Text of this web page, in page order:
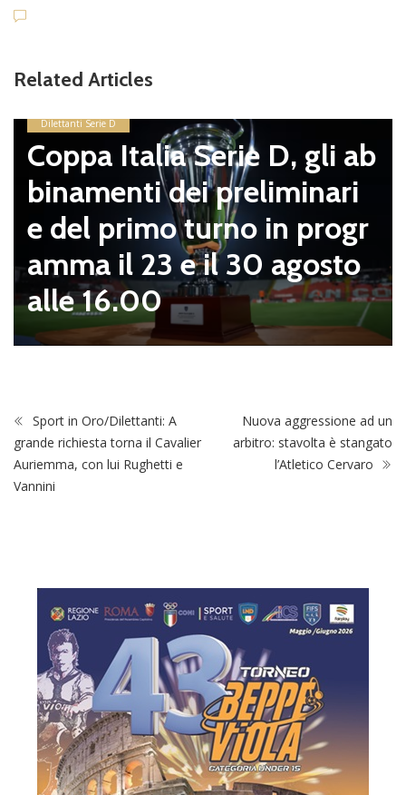
Related Articles
Dilettanti Serie D
Coppa Italia Serie D, gli ab
binamenti dei preliminari
e del primo turno in progr
amma il 23 e il 30 agosto
alle 16.00
Sport in Oro/Dilettanti: A
grande richiesta torna il Cavalier
Auriemma, con lui Rughetti e
Vannini
Nuova aggressione ad un
arbitro: stavolta è stangato
l’Atletico Cervaro